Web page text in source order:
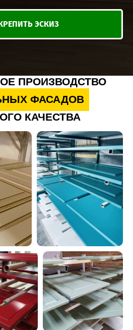
ЭСКИЗ
ПРОИЗВОДСТВО
ФАСАДОВ
КАЧЕСТВА